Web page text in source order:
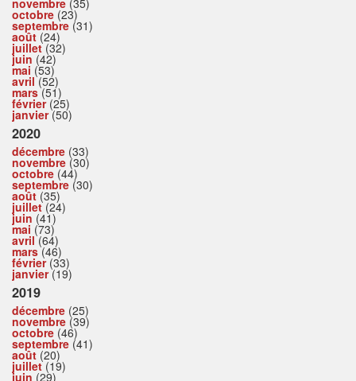
novembre (35)
octobre (23)
septembre (31)
août (24)
juillet(32)
juin (42)
mai (53)
avril(52)
mars(51)
février(25)
janvier(50)
2020
décembre (33)
novembre (30)
octobre (44)
septembre (30)
août (35)
juillet(24)
juin (41)
mai (73)
avril(64)
mars(46)
février(33)
janvier(19)
2019
décembre (25)
novembre (39)
octobre (46)
septembre (41)
août (20)
juillet(19)
juin (29)